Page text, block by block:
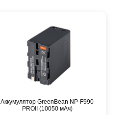
Аккумулятор GreenBean NP-F990
PROII (10050 мАч)